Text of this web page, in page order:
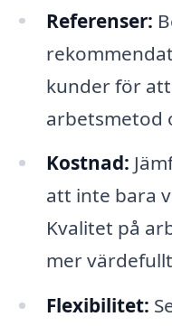
Referenser:
kunder för
arbetsmetod
Kostnad:
att inte bara
Kvalitet på
mer
Flexibilitet: